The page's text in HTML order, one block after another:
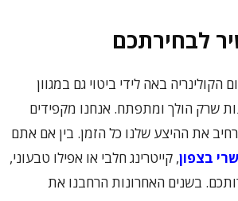
לבחירתכם
באה לידי ביטוי גם במגוון
שרק הולך ומתפתח. אנחנו מקפידים
את ההיצע שלנו כל הזמן. בין אם אתם
בצפון, קייטרינג חלבי או אפילו טבעוני,
בשנים האחרונות הרחבנו את